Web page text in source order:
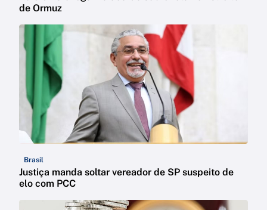
de Ormuz
Brasil
Justiça manda soltar vereador de SP suspeito de
elo com PCC